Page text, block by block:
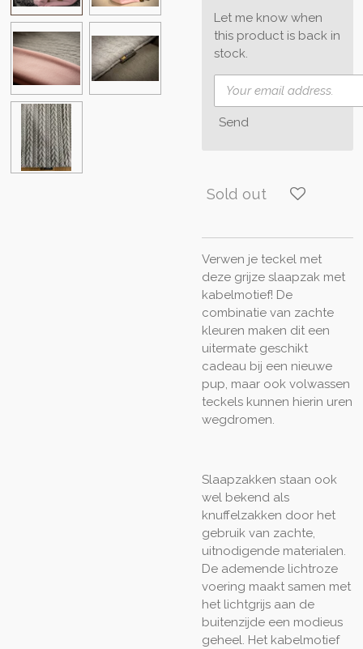
Let me know when
this product is back in
stock.
Send
Sold out
Verwen je teckel met
deze grijze slaapzak met
kabelmotief! De
combinatie van zachte
kleuren maken dit een
uitermate geschikt
cadeau bij een nieuwe
pup, maar ook volwassen
teckels kunnen hierin uren
wegdromen.
Slaapzakken staan ook
wel bekend als
knuffelzakken door het
gebruik van zachte,
uitnodigende materialen.
De ademende lichtroze
voering maakt samen met
het lichtgrijs aan de
buitenzijde een modieus
geheel. Het kabelmotief